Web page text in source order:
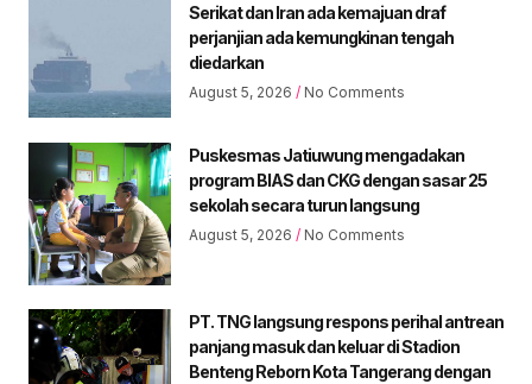
Serikat dan Iran ada kemajuan draf
perjanjian ada kemungkinan tengah
diedarkan
August 5, 2026 No Comments
Puskesmas Jatiuwung mengadakan
program BIAS dan CKG dengan sasar 25
sekolah secara turun langsung
August 5, 2026 No Comments
PT. TNG langsung respons perihal antrean
panjang masuk dan keluar di Stadion
Benteng Reborn Kota Tangerang dengan